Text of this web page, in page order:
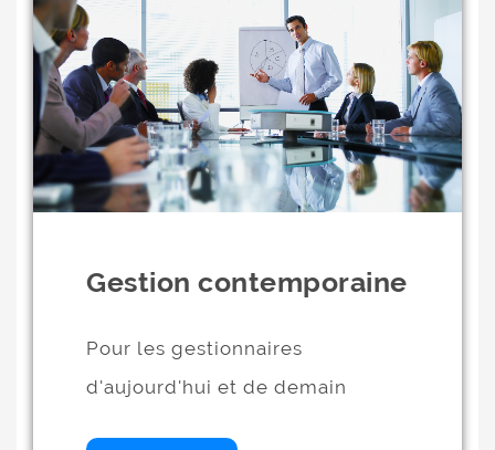
Gestion contemporaine
Pour les gestionnaires
d'aujourd'hui et de demain